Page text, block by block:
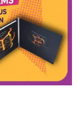
le pressage de